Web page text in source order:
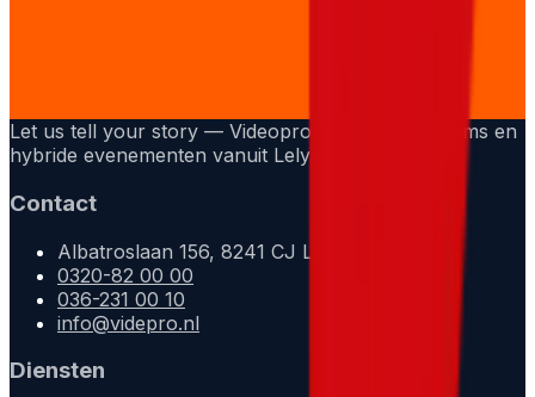
Let us tell your story — Videoproducties, livestreams en
hybride evenementen vanuit Lelystad.
Contact
Albatroslaan 156, 8241 CJ Lelystad
0320-82 00 00
036-231 00 10
info@videpro.nl
Diensten